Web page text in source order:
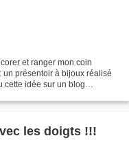
et ranger mon coin
un présentoir à bijoux réalisé
cette idée sur un blog
les doigts !!!